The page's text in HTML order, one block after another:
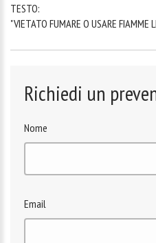
TESTO:
"VIETATO FUMARE O USARE FIAMME
Richiedi un
Nome
Email